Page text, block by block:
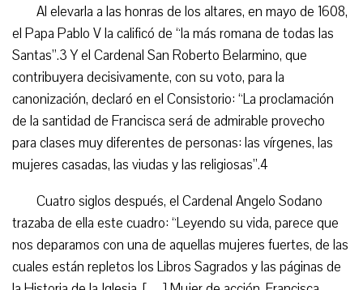
Al elevarla a las honras de los altares, en mayo de 1608,
el Papa Pablo V la calificó de “la más romana de todas las
Santas”.3 Y el Cardenal San Roberto Belarmino, que
contribuyera decisivamente, con su voto, para la
canonización, declaró en el Consistorio: “La proclamación
de la santidad de Francisca será de admirable provecho
para clases muy diferentes de personas: las vírgenes, las
mujeres casadas, las viudas y las religiosas”.4
Cuatro siglos después, el Cardenal Angelo Sodano
trazaba de ella este cuadro: “Leyendo su vida, parece que
nos deparamos con una de aquellas mujeres fuertes, de las
cuales están repletos los Libros Sagrados y las páginas de